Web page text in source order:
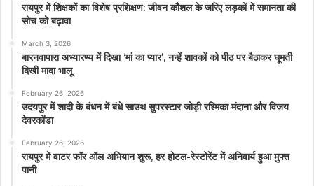
रायपुर में शिक्षकों का विशेष प्रशिक्षण: जीवन कौशल के जरिए लड़कों में समानता की
सोच को बढ़ावा
March 3, 2026
बारनवापारा अभ्यारण्य में दिखा ‘मां का प्यार’, नन्हें शावकों को पीठ पर बैठाकर घूमती
दिखी मादा भालू
February 26, 2026
उदयपुर में शादी के बंधन में बंधे साउथ सुपरस्टार जोड़ी रश्मिका मंदाना और विजय
देवरकोंडा
February 26, 2026
रायपुर में वाटर फॉर ऑल अभियान शुरू, हर होटल-रेस्टोरेंट में अनिवार्य हुआ मुफ्त
पानी